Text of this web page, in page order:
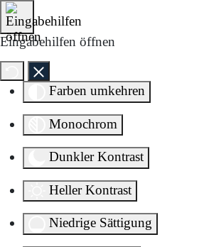
Eingabehilfen öffnen
Farben umkehren
Monochrom
Dunkler Kontrast
Heller Kontrast
Niedrige Sättigung
Direkt zum Inhalt springen